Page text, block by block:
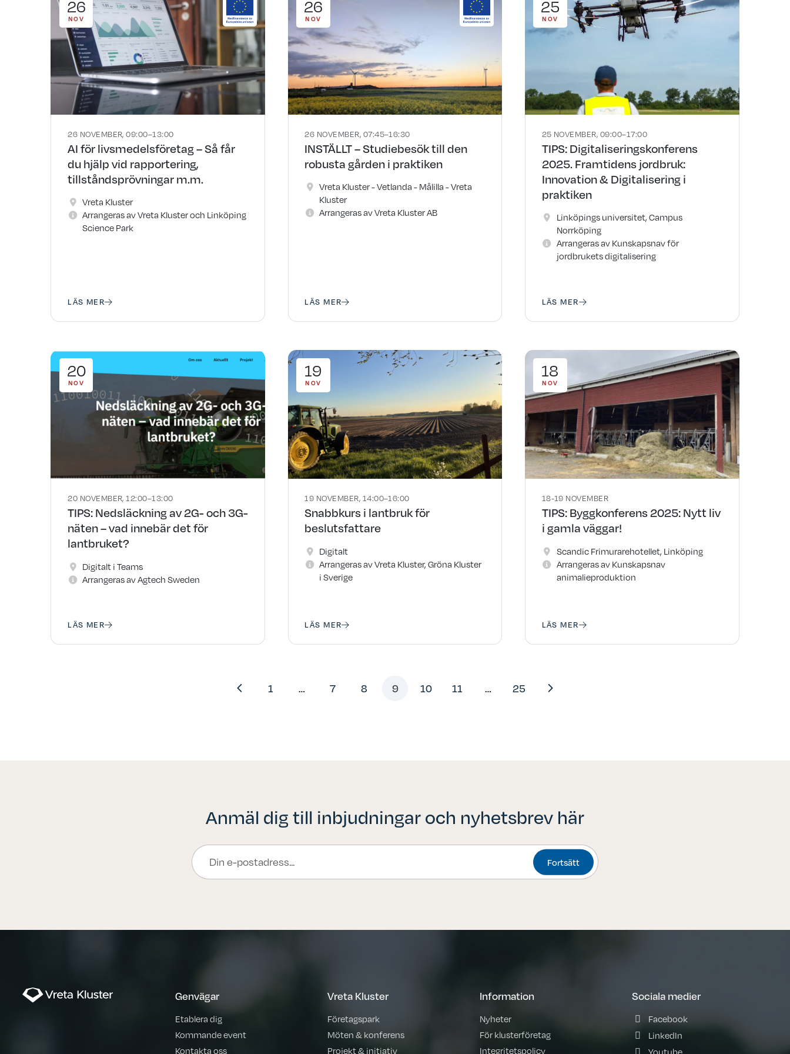
26
NOV
26 NOVEMBER, 09:00–13:00
AI för livsmedelsföretag – Så får
du hjälp vid rapportering,
tillståndsprövningar m.m.
Vreta Kluster
Arrangeras av Vreta Kluster och Linköping
Science Park
LÄS MER
26
NOV
26 NOVEMBER, 07:45–16:30
INSTÄLLT – Studiebesök till den
robusta gården i praktiken
Vreta Kluster - Vetlanda - Målilla - Vreta
Kluster
Arrangeras av Vreta Kluster AB
LÄS MER
25
NOV
25 NOVEMBER, 09:00–17:00
TIPS: Digitaliseringskonferens
2025. Framtidens jordbruk:
Innovation & Digitalisering i
praktiken
Linköpings universitet, Campus
Norrköping
Arrangeras av Kunskapsnav för
jordbrukets digitalisering
LÄS MER
20
NOV
20 NOVEMBER, 12:00–13:00
TIPS: Nedsläckning av 2G- och 3G-
näten – vad innebär det för
lantbruket?
Digitalt i Teams
Arrangeras av Agtech Sweden
LÄS MER
19
NOV
19 NOVEMBER, 14:00–16:00
Snabbkurs i lantbruk för
beslutsfattare
Digitalt
Arrangeras av Vreta Kluster, Gröna Kluster
i Sverige
LÄS MER
18
NOV
18-19 NOVEMBER
TIPS: Byggkonferens 2025: Nytt liv
i gamla väggar!
Scandic Frimurarehotellet, Linköping
Arrangeras av Kunskapsnav
animalieproduktion
LÄS MER
1 … 7 8 9 10 11 … 25
Anmäl dig till inbjudningar och nyhetsbrev här
Fortsätt
Genvägar
Etablera dig
Kommande event
Kontakta oss
Vreta Kluster
Företagspark
Möten & konferens
Projekt & initiativ
Information
Nyheter
För klusterföretag
Integritetspolicy
Sociala medier
Facebook
LinkedIn
Youtube